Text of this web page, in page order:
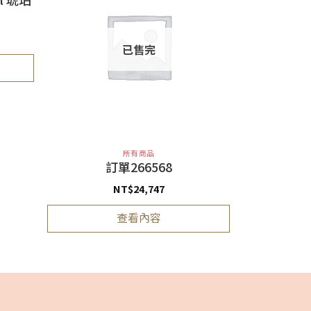
已售完
所有商品
訂單266568
NT$24,747
查看內容